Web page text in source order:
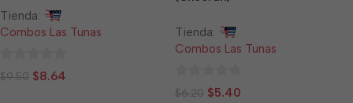
Tienda:
Combos Las Tunas
0
$9.50 $8.64
Tienda:
Combos Las Tunas
0
$6.20 $5.40